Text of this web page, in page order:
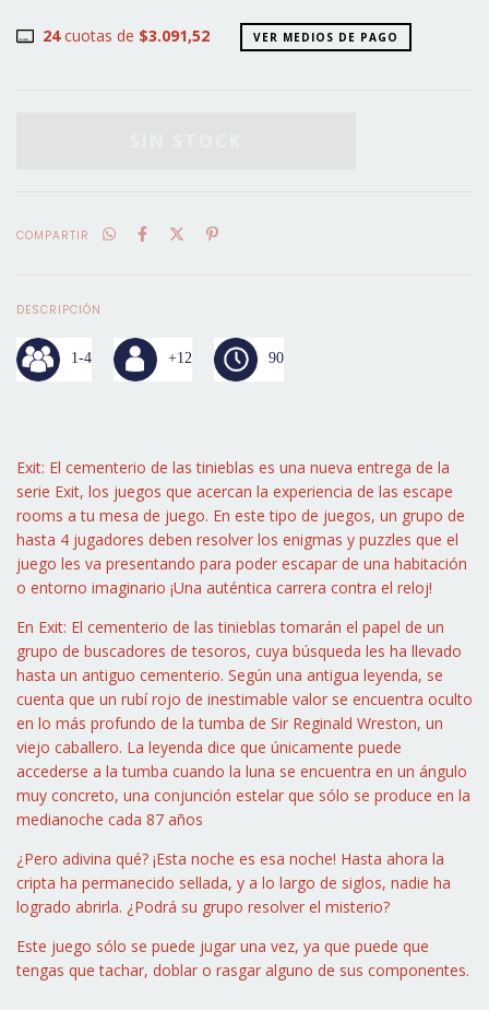
24cuotas de $3.091,52 VER MEDIOS DE PAGO
COMPARTIR
DESCRIPCIÓN
1-4 +12 90
Exit: El cementerio de las tinieblas es una nueva entrega de la
serie Exit, los juegos que acercan la experiencia de las escape
rooms a tu mesa de juego. En este tipo de juegos, un grupo de
hasta 4 jugadores deben resolver los enigmas y puzzles que el
juego les va presentando para poder escapar de una habitación
o entorno imaginario ¡Una auténtica carrera contra el reloj!
En Exit: El cementerio de las tinieblas tomarán el papel de un
grupo de buscadores de tesoros, cuya búsqueda les ha llevado
hasta un antiguo cementerio. Según una antigua leyenda, se
cuenta que un rubí rojo de inestimable valor se encuentra oculto
en lo más profundo de la tumba de Sir Reginald Wreston, un
viejo caballero. La leyenda dice que únicamente puede
accederse a la tumba cuando la luna se encuentra en un ángulo
muy concreto, una conjunción estelar que sólo se produce en la
medianoche cada 87 años
¿Pero adivina qué? ¡Esta noche es esa noche! Hasta ahora la
cripta ha permanecido sellada, y a lo largo de siglos, nadie ha
logrado abrirla. ¿Podrá su grupo resolver el misterio?
Este juego sólo se puede jugar una vez, ya que puede que
tengas que tachar, doblar o rasgar alguno de sus componentes.